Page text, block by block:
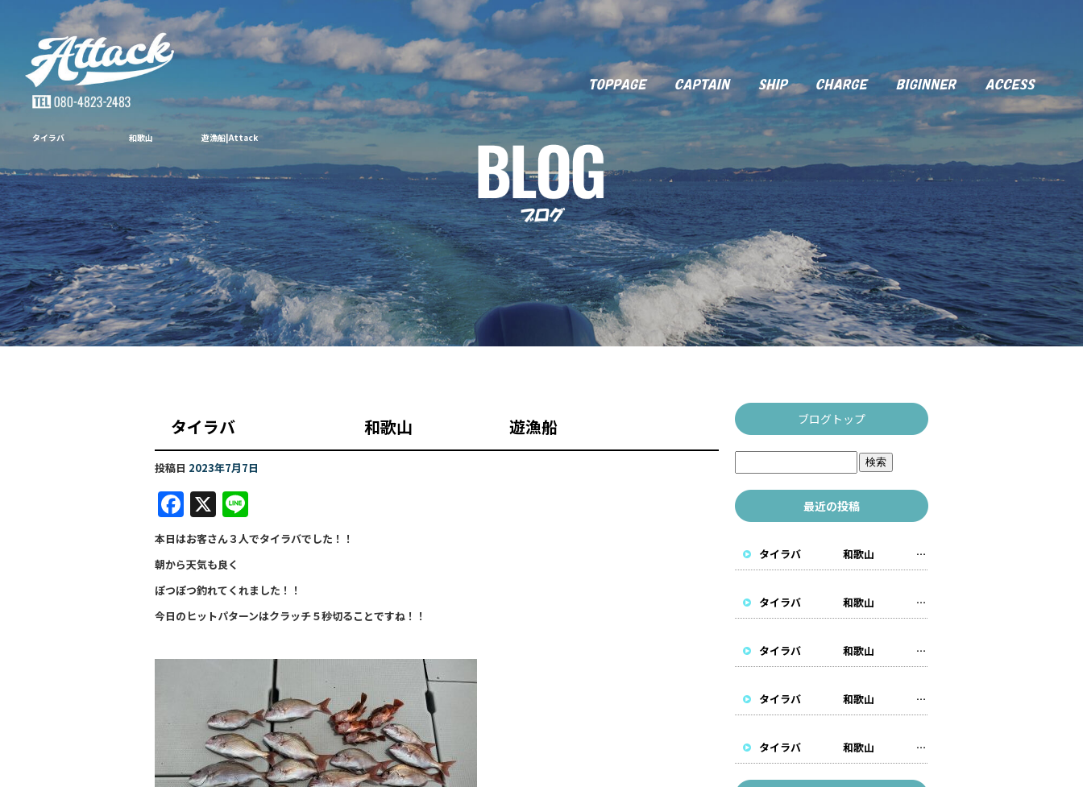
タイラバ 和歌山 遊漁船|Attack
タイラバ 和歌山 遊漁船
投稿日 2023年7月7日
F
a
c
e
b
o
o
X
n
e
本日はお客さん３人でタイラバでした！！
朝から天気も良く
ぽつぽつ釣れてくれました！！
今日のヒットパターンはクラッチ５秒切ることですね！！
ブログトップ
最近の投稿
タイラバ 和歌山 遊漁船
タイラバ 和歌山 遊漁船
タイラバ 和歌山 遊漁船
タイラバ 和歌山 遊漁船
タイラバ 和歌山 遊漁船